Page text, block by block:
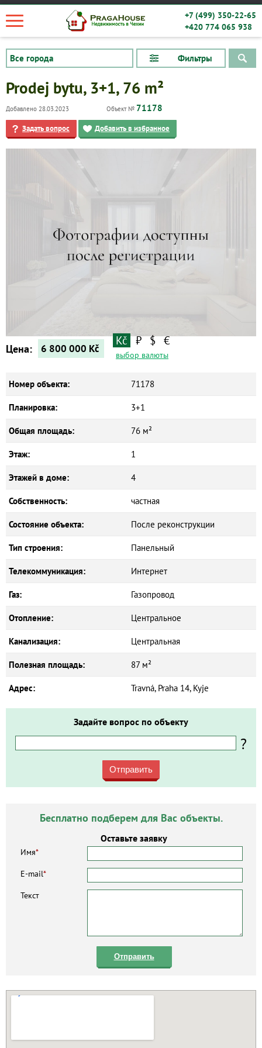
+7 (499) 350-22-65
+420 774 065 938
Фильтры
Квартиры
Новостройки
Prodej bytu, 3+1, 76 m²
Добавлено 28.03.2023 Объект № 71178
Задать вопрос Добавить в избранное
Цена: 6 800 000 Kč
Kč ₽ $ €
выбор валюты
Номер объекта: 71178
Планировка: 3+1
Общая площадь: 76 м²
Этаж: 1
Этажей в доме: 4
Собственность: частная
Состояние объекта: После реконструкции
Тип строения: Панельный
Телекоммуникация: Интернет
Газ: Газопровод
Отопление: Центральное
Канализация: Центральная
Полезная площадь: 87 м²
Адрес: Travná, Praha 14, Kyje
Задайте вопрос по объекту
?
Отправить
Бесплатно подберем для Вас объекты.
Оставьте заявку
Имя*
E-mail*
Текст
Отправить